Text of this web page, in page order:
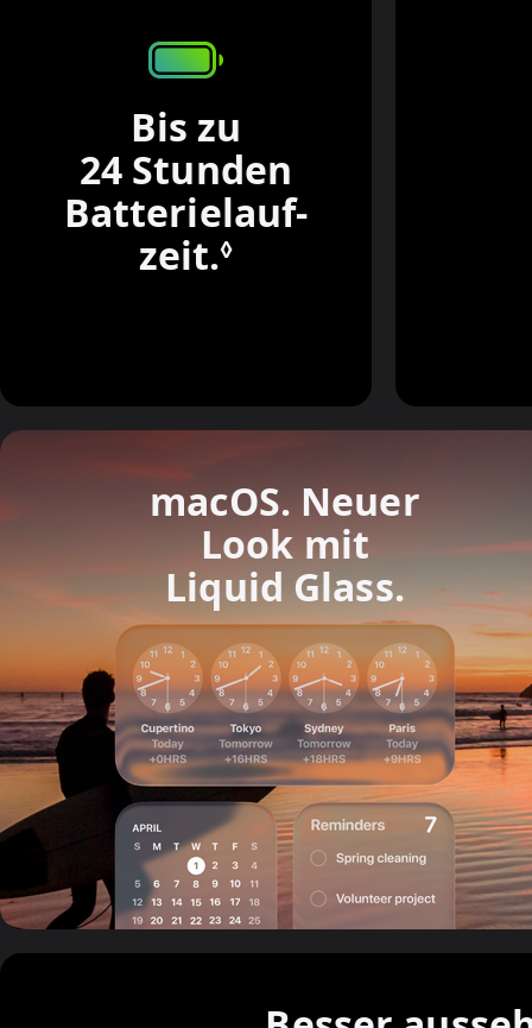
Bis zu
24 Stunden
Batterie­lauf­
zeit.◊
macOS. Neuer
Look mit
Liquid Glass.